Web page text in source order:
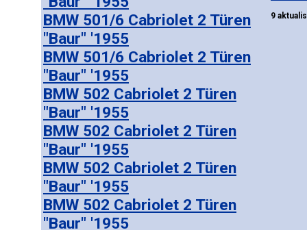
BMW 501/6 Cabriolet 2 Türen
"Baur" '1955
BMW 501/6 Cabriolet 2 Türen
"Baur" '1955
BMW 502 Cabriolet 2 Türen
"Baur" '1955
BMW 502 Cabriolet 2 Türen
"Baur" '1955
BMW 502 Cabriolet 2 Türen
"Baur" '1955
BMW 502 Cabriolet 2 Türen
"Baur" '1955
9